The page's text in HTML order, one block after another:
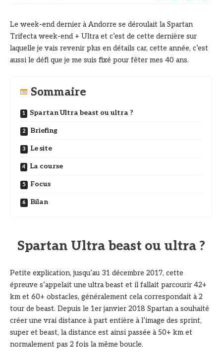
Le week-end dernier à Andorre se déroulait la Spartan
Trifecta week-end + Ultra et c’est de cette dernière sur
laquelle je vais revenir plus en détails car, cette année, c’est
aussi le défi que je me suis fixé pour fêter mes 40 ans.
Sommaire
Spartan Ultra beast ou ultra ?
Briefing
Le site
La course
Focus
Bilan
Spartan Ultra beast ou ultra ?
Petite explication, jusqu’au 31 décembre 2017, cette
épreuve s’appelait une ultra beast et il fallait parcourir 42+
km et 60+ obstacles, généralement cela correspondait à 2
tour de beast. Depuis le 1er janvier 2018 Spartan a souhaité
créer une vrai distance à part entière à l’image des sprint,
super et beast, la distance est ainsi passée à 50+ km et
normalement pas 2 fois la même boucle.